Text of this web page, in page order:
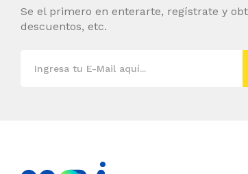
Se el primero en enterarte, regístrate y
descuentos, etc.